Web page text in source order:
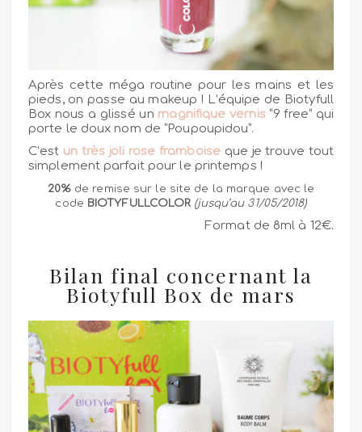
Après cette méga routine pour les mains et les
pieds, on passe au makeup ! L’équipe de Biotyfull
Box nous a glissé un magnifique vernis“9 free” qui
porte le doux nom de “Poupoupidou”.
C’est un très joli rose framboiseque je trouve tout
simplement parfait pour le printemps !
20% de remise sur le site de la marque avec le
code BIOTYFULLCOLOR (jusqu’au 31/05/2018)
Format de 8ml à 12€.
Bilan final concernant la
Biotyfull Box de mars